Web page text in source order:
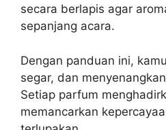
secara berlapis agar
sepanjang acara.
Dengan panduan ini,
segar, dan
Setiap parfum
memancarkan